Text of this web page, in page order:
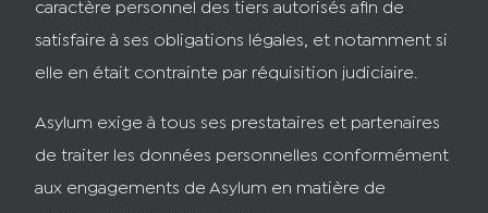
caractère personnel des tiers autorisés afin de
satisfaire à ses obligations légales, et notamment si
elle en était contrainte par réquisition judiciaire.
Asylum exige à tous ses prestataires et partenaires
de traiter les données personnelles conformément
aux engagements de Asylum en matière de